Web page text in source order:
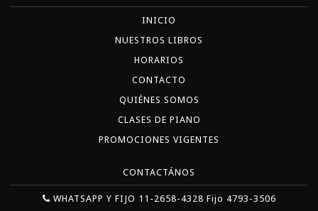
INICIO
NUESTROS LIBROS
HORARIOS
CONTACTO
QUIÉNES SOMOS
CLASES DE PIANO
PROMOCIONES VIGENTES
CONTACTÁNOS
WHATSAPP Y FIJO 11-2658-4328 Fijo 4793-3506